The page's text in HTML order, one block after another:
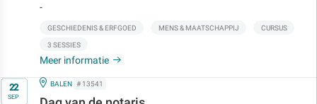
-
GESCHIEDENIS & ERFGOED MENS & MAATSCHAPPIJ CURSUS
3 SESSIES
Meer informatie
Op22
SEP
IN
BALEN # 13541